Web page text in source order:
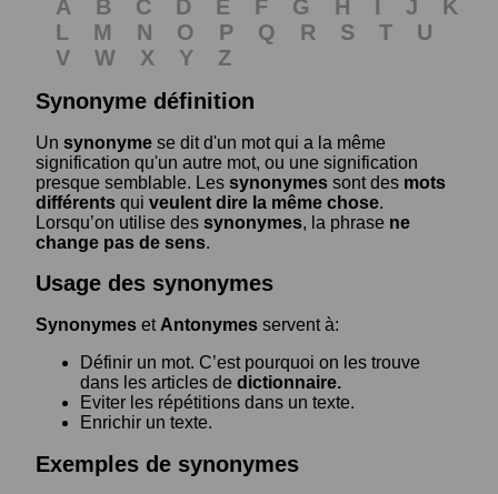
A B C D E F G H J
K
L
M N O P Q R S T
U
V
W X Y
Z
Synonyme définition
Un synonyme se dit d'un mot qui a la même
signification qu'un autre mot, ou une signification
presque semblable. Les synonymes sont des mots
différents qui veulent dire la même chose.
Lorsqu’on utilise des synonymes, la phrase ne
change pas de sens.
Usage des synonymes
Synonymes et Antonymes servent à:
Définir un mot. C’est pourquoi on les trouve
dans les articles de dictionnaire.
Eviter les répétitions dans un texte.
Enrichir un texte.
Exemples de synonymes